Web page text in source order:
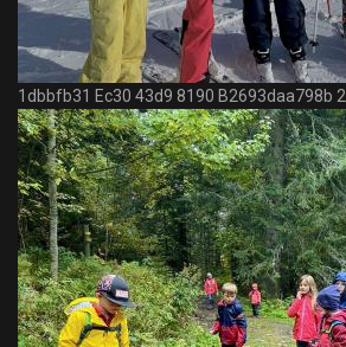
1dbbfb31 Ec30 43d9 8190 B2693daa798b 2